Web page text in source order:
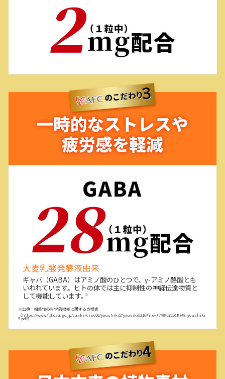
大麦乳酸発酵液由来
ギャバ（GABA）はアミノ酸のひとつで、γ-アミノ酪酸とも
いわれています。ヒトの体では主に抑制性の神経伝達物質と
して機能しています。※
※出典：機能性の科学的根拠に関する点検表
（https://www.fld.caa.go.jp/caaks/cssc06/youshiki5?yousiki5216File=F748%255CF748_youshiki
5.pdf）